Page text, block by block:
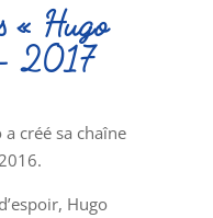
« Hugo
2017
a créé sa chaîne
Hugo